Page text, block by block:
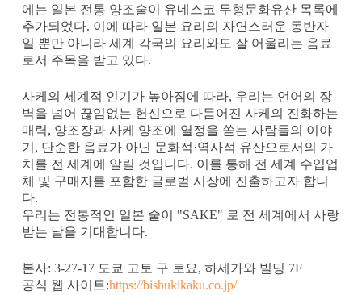
에는 일본 전통 양조술이 유네스코 무형문화유산 목록에
추가되었다. 이에 따라 일본 요리의 자연스러운 동반자
일 뿐만 아니라 세계 각국의 요리와도 잘 어울리는 음료
로서 주목을 받고 있다.
사케의 세계적 인기가 높아짐에 따라, 우리는 언어의 장
벽을 넘어 끊임없는 헌신으로 다듬어진 사케의 진화하는
매력, 양조장과 사케 양조에 열정을 쏟는 사람들의 이야
기, 단순한 음료가 아닌 문화적·역사적 유산으로서의 가
치를 전 세계에 알릴 것입니다. 이를 통해 전 세계 수입업
체 및 구매자를 포함한 글로벌 시장에 진출하고자 합니
다.
우리는 전통적인 일본 술이 "SAKE" 로 전 세계에서 사랑
받는 날을 기대합니다.
본사: 3-27-17 도쿄 고토 구 토요, 하세가와 빌딩 7F
공식 웹 사이트:https://bishukikaku.co.jp/